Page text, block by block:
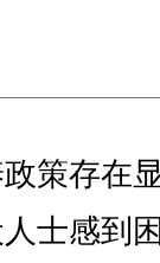
策存在
士感到